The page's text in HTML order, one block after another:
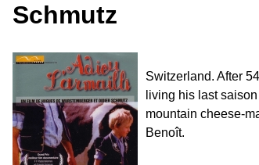
Schmutz
Switzerland. After
living his last
mountain cheese-
Benoît.